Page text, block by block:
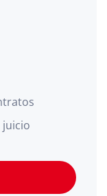
juicio